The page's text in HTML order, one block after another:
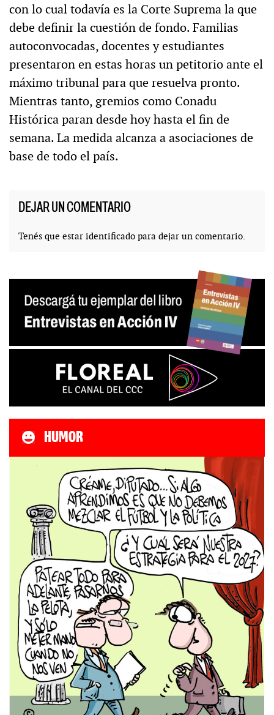
con lo cual todavía es la Corte Suprema la que
debe definir la cuestión de fondo. Familias
autoconvocadas, docentes y estudiantes
presentaron en estas horas un petitorio ante el
máximo tribunal para que resuelva pronto.
Mientras tanto, gremios como Conadu
Histórica paran desde hoy hasta el fin de
semana. La medida alcanza a asociaciones de
base de todo el país.
DEJAR UN COMENTARIO
Tenés que estar identificado para dejar un comentario.
HUMOR